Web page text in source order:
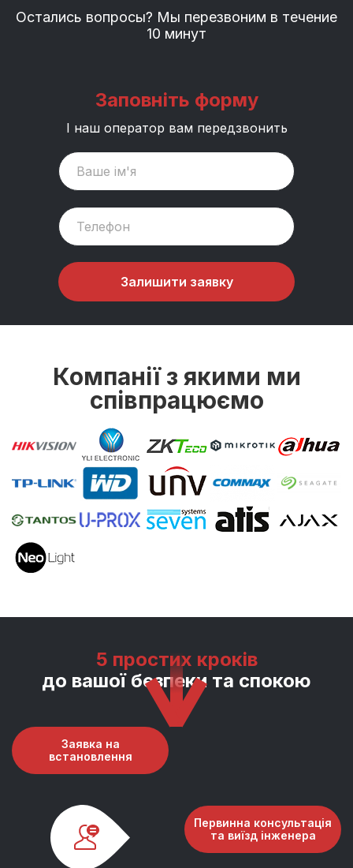
Остались вопросы? Мы перезвоним в течение
10 минут
Заповніть форму
І наш оператор вам передзвонить
Залишити заявку
Компанії з якими ми
співпрацюємо
5 простих кроків
до вашої безпеки та спокою
Заявка на
встановлення
Первинна консультація
та виїзд інженера